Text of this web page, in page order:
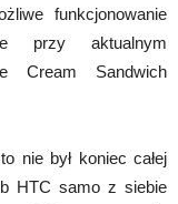
funkcjonowanie
przy aktualnym
Cream Sandwich
nie był koniec całej
HTC samo z siebie